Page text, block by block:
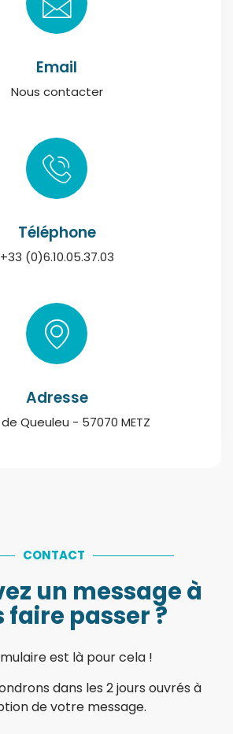
Email
Nous contacter
Téléphone
+33 (0)6.10.05.37.03
Adresse
Queuleu - 57070 METZ
CONTACT
un message à
faire passer ?
est là pour cela !
dans les 2 jours ouvrés à
de votre message.